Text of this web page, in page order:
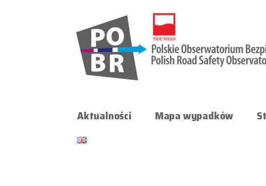
Aktualności Mapa wypadków